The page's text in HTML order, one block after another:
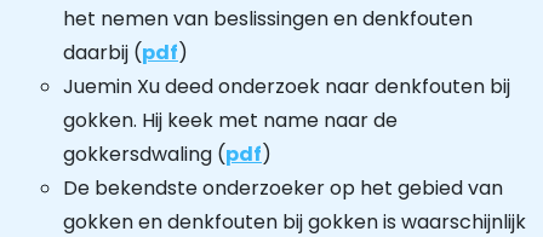
het nemen van beslissingen en denkfouten
daarbij (pdf)
Juemin Xu deed onderzoek naar denkfouten bij
gokken. Hij keek met name naar de
gokkersdwaling (pdf)
De bekendste onderzoeker op het gebied van
gokken en denkfouten bij gokken is waarschijnlijk